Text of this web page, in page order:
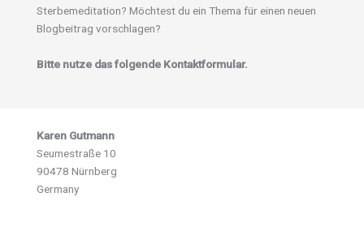
Sterbemeditation? Möchtest du ein Thema für einen neuen
Blogbeitrag vorschlagen?
Bitte nutze das folgende Kontaktformular.
Karen Gutmann
Seumestraße 10
90478 Nürnberg
Germany